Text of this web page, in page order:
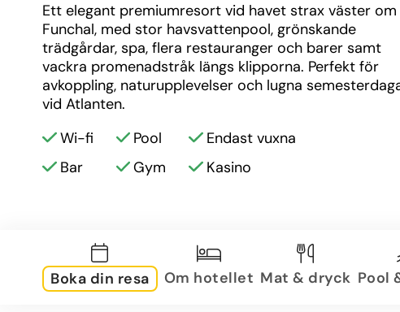
Ett elegant premiumresort vid havet strax väster om
Funchal, med stor havsvattenpool, grönskande
trädgårdar, spa, flera restauranger och barer samt
vackra promenadstråk längs klipporna. Perfekt för
avkoppling, naturupplevelser och lugna
vid Atlanten.
Wi-fi
Pool
Endast vuxna
Bar
Gym Kasino
Boka din resa Om hotellet Mat & dryck Pool